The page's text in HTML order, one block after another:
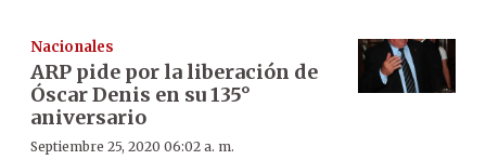
Nacionales
ARP pide por la liberación de
Óscar Denis en su 135°
aniversario
Septiembre 25, 2020 06:02 a. m.